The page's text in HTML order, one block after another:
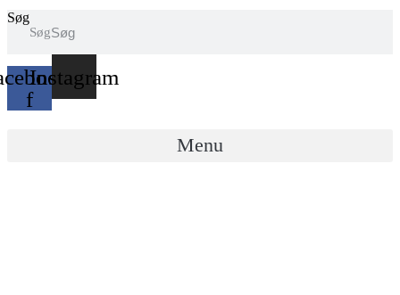
Søg
Søg
f
Instagram
Menu